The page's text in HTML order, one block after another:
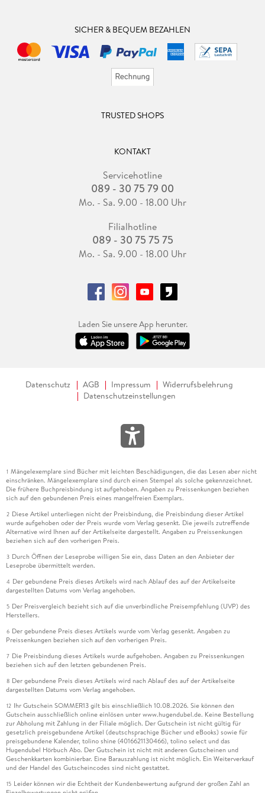
SICHER & BEQUEM BEZAHLEN
TRUSTED SHOPS
KONTAKT
Servicehotline
089 - 30 75 79 00
Mo. - Sa. 9.00 - 18.00 Uhr
Filialhotline
089 - 30 75 75 75
Mo. - Sa. 9.00 - 18.00 Uhr
Laden Sie unsere App herunter.
Datenschutz AGB Impressum
Widerrufsbelehrung
Datenschutzeinstellungen
1 Mängelexemplare sind Bücher mit leichten Beschädigungen, die das Lesen aber nicht
einschränken. Mängelexemplare sind durch einen Stempel als solche gekennzeichnet.
Die frühere Buchpreisbindung ist aufgehoben. Angaben zu Preissenkungen beziehen
sich auf den gebundenen Preis eines mangelfreien Exemplars.
2 Diese Artikel unterliegen nicht der Preisbindung, die Preisbindung dieser Artikel
wurde aufgehoben oder der Preis wurde vom Verlag gesenkt. Die jeweils zutreffende
Alternative wird Ihnen auf der Artikelseite dargestellt. Angaben zu Preissenkungen
beziehen sich auf den vorherigen Preis.
3 Durch Öffnen der Leseprobe willigen Sie ein, dass Daten an den Anbieter der
Leseprobe übermittelt werden.
4 Der gebundene Preis dieses Artikels wird nach Ablauf des auf der Artikelseite
dargestellten Datums vom Verlag angehoben.
5 Der Preisvergleich bezieht sich auf die unverbindliche Preisempfehlung (UVP) des
Herstellers.
6 Der gebundene Preis dieses Artikels wurde vom Verlag gesenkt. Angaben zu
Preissenkungen beziehen sich auf den vorherigen Preis.
7 Die Preisbindung dieses Artikels wurde aufgehoben. Angaben zu Preissenkungen
beziehen sich auf den letzten gebundenen Preis.
8 Der gebundene Preis dieses Artikels wird nach Ablauf des auf der Artikelseite
dargestellten Datums vom Verlag angehoben.
12 Ihr Gutschein SOMMER13 gilt bis einschließlich 10.08.2026. Sie können den
Gutschein ausschließlich online einlösen unter www.hugendubel.de. Keine Bestellung
zur Abholung mit Zahlung in der Filiale möglich. Der Gutschein ist nicht gültig für
gesetzlich preisgebundene Artikel (deutschsprachige Bücher und eBooks) sowie für
preisgebundene Kalender, tolino shine (4016621130466), tolino select und das
Hugendubel Hörbuch Abo. Der Gutschein ist nicht mit anderen Gutscheinen und
Geschenkkarten kombinierbar. Eine Barauszahlung ist nicht möglich. Ein Weiterverkauf
und der Handel des Gutscheincodes sind nicht gestattet.
15 Leider können wir die Echtheit der Kundenbewertung aufgrund der großen Zahl an